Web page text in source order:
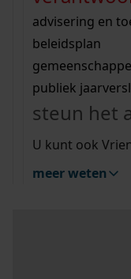
vergunningen
beeld en geluid
uitleg
Wij helpen u op
bekijk alle
Wij helpen u op
bekijk alle
bekijk ons
advisering en
beleidsplan
publiek
steun het
U kunt ook
meer weten
Mijn Studiezaal